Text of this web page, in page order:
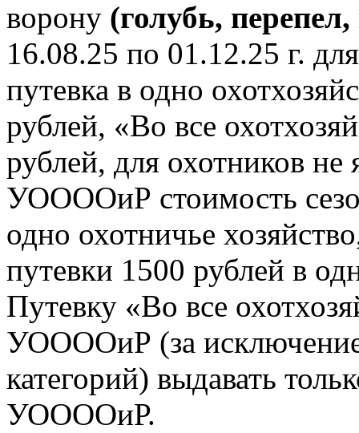
ворону (голубь,
16.08.25 по 01.12.25 г.
путевка в одно
рублей, «Во все
рублей, для охотников
УООООиР стоимость
одно охотничье
путевки 1500 рублей в
Путевку «Во все
УООООиР (за
категорий) выдавать
УООООиР.